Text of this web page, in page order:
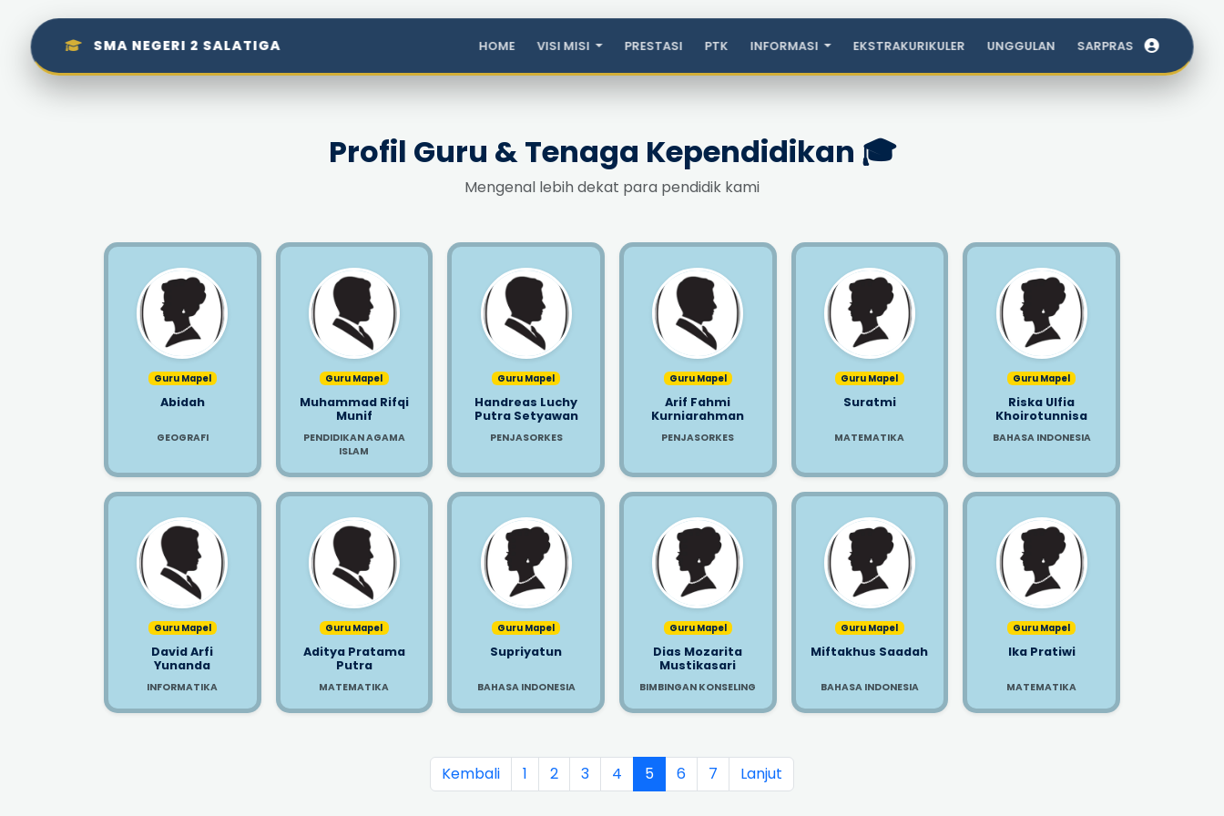
SMA NEGERI 2 SALATIGA HOME VISI MISI PRESTASI PTK INFORMASI EKSTRAKURIKULER UNGGULAN SARPRAS
Profil Guru & Tenaga Kependidikan 🎓
Mengenal lebih dekat para pendidik kami
Guru Mapel
Abidah
GEOGRAFI
Guru Mapel
Muhammad Rifqi
Munif
PENDIDIKAN AGAMA
ISLAM
Guru Mapel
Handreas Luchy
Putra Setyawan
PENJASORKES
Guru Mapel
Arif Fahmi
Kurniarahman
PENJASORKES
Guru Mapel
Suratmi
MATEMATIKA
Guru Mapel
Riska Ulfia
Khoirotunnisa
BAHASA INDONESIA
Guru Mapel
David Arfi
Yunanda
INFORMATIKA
Guru Mapel
Aditya Pratama
Putra
MATEMATIKA
Guru Mapel
Supriyatun
BAHASA INDONESIA
Guru Mapel
Dias Mozarita
Mustikasari
BIMBINGAN KONSELING
Guru Mapel
Miftakhus Saadah
BAHASA INDONESIA
Guru Mapel
Ika Pratiwi
MATEMATIKA
Kembali 1 2 3 4 5 6 7 Lanjut